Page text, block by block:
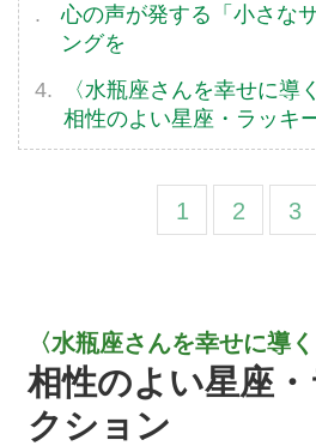
心の声が発する「小さな
ングを
〈水瓶座さんを幸せに導く
相性のよい星座・ラッキ
1 2 3
〈水瓶座さんを幸せに導く
相性のよい星座
クション